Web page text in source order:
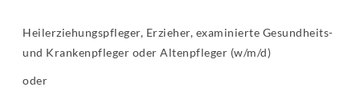
Heilerziehungspfleger, Erzieher, examinierte Gesundheits-
und Krankenpfleger oder Altenpfleger (w/m/d)
oder